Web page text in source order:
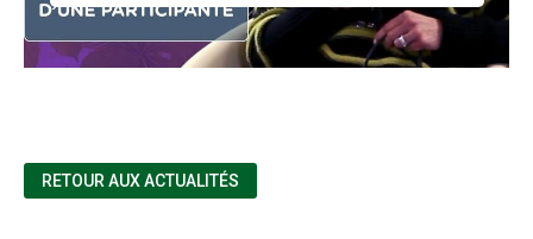
RETOUR AUX ACTUALITÉS